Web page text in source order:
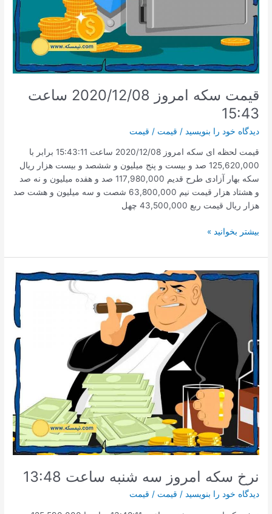
قیمت سکه امروز 2020/12/08 ساعت
15:43
دیدگاه‌ خود را بنویسید / قیمت / قیمت
قیمت لحظه ای سکه امروز 2020/12/08 ساعت 15:43:11 برابر با
125,620,000 صد و بیست و پنج میلیون و ششصد و بیست هزار ریال
سکه بهار آزادی طرح قدیم 117,980,000 صد و هفده میلیون و نه صد
و هشتاد هزار قیمت نیم 63,800,000 شصت و سه میلیون و هشت صد
هزار ریال قیمت ربع 43,500,000 چهل
قیمت
امروز
2020/12/08
ساعت
بیشتر بخوانید »
نرخ سکه امروز سه شنبه ساعت 13:48
دیدگاه‌ خود را بنویسید / قیمت / قیمت